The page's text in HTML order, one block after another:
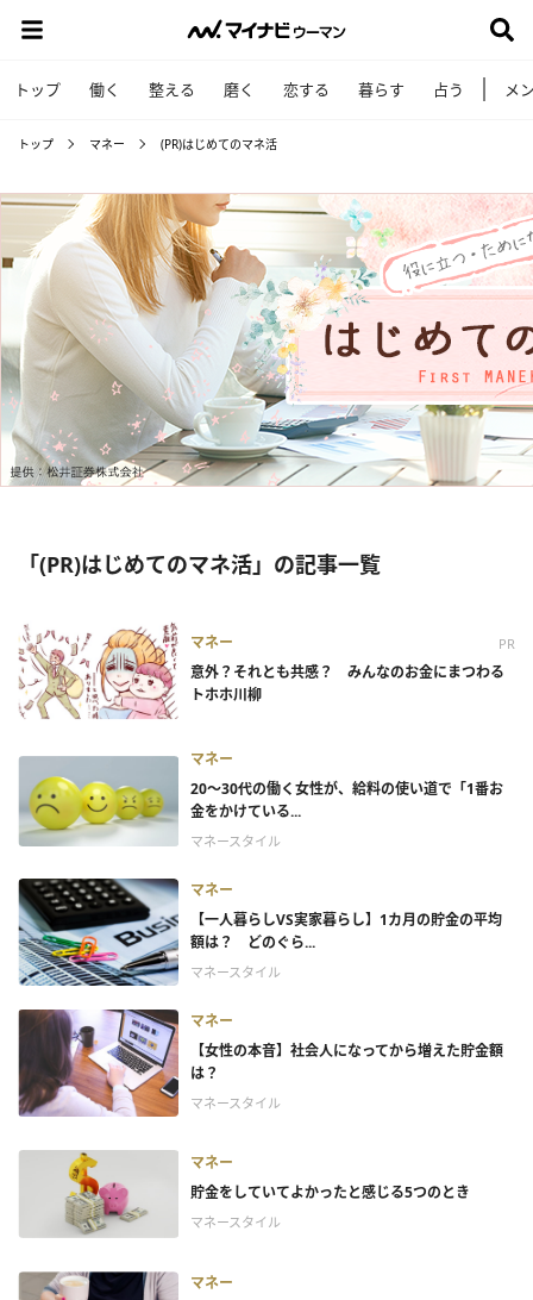
トップ 働く 整える 磨く 恋する 暮らす 占う メ
トップ マネー (PR)はじめてのマネ活
「(PR)はじめてのマネ活」の記事一覧
マネー PR
意外？それとも共感？ みんなのお金にまつわる
トホホ川柳
マネー
20～30代の働く女性が、給料の使い道で「1番お
金をかけている...
マネースタイル
マネー
【一人暮らしVS実家暮らし】1カ月の貯金の平均
額は？ どのぐら...
マネースタイル
マネー
【女性の本音】社会人になってから増えた貯金額
は？
マネースタイル
マネー
貯金をしていてよかったと感じる5つのとき
マネースタイル
マネー